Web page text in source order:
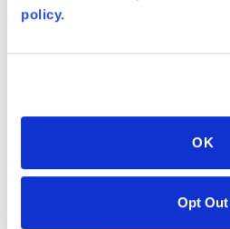
policy.
OK
Opt Out